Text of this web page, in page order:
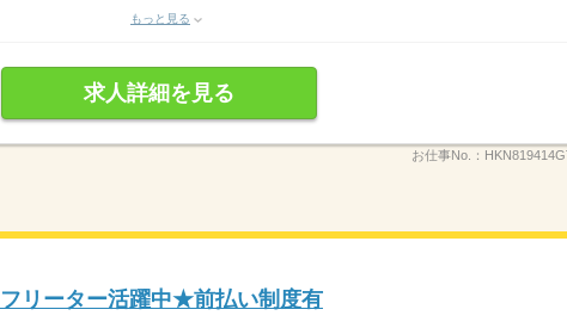
もっと見る
求人詳細を見る
お仕事No.：
フリーター活躍中★前払い制度有